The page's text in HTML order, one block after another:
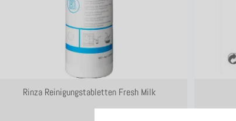
Rinza Reinigungstabletten Fresh Milk